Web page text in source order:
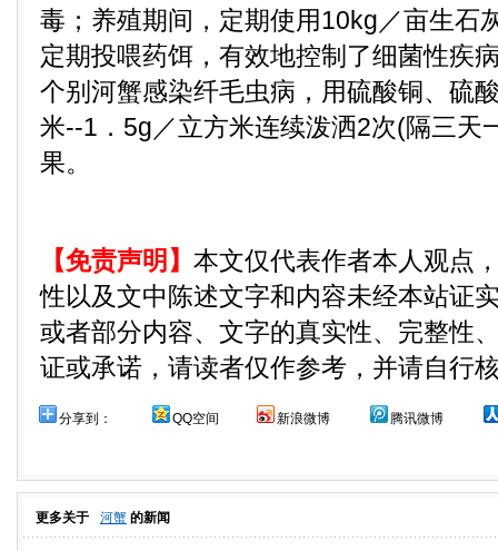
毒；养殖期间，定期使用10kg／亩生石
定期投喂药饵，有效地控制了细菌性疾
个别河蟹感染纤毛虫病，用硫酸铜、硫
米--1．5g／立方米连续泼洒2次(隔三天
果。
【免责声明】 本文仅代表作者本人观点
性以及文中陈述文字和内容未经本站证
或者部分内容、文字的真实性、完整性
证或承诺，请读者仅作参考，并请自行
分享到： QQ空间 新浪微博 腾讯微博
更多关于 河蟹 的新闻